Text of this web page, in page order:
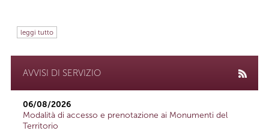
leggi tutto
AVVISI DI SERVIZIO
06/08/2026
Modalità di accesso e prenotazione ai Monumenti del
Territorio